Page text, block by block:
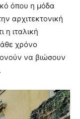
όπου η μόδα
αρχιτεκτονική
η ιταλική
χρόνο
να βιώσουν